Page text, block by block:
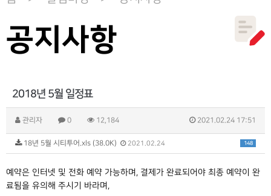
공지사항
2018년 5월 일정표
관리자 0 12,184 2021.02.24 17:51
148
18년 5월 시티투어.xls (38.0K) 2021.02.24
예약은 인터넷 및 전화 예약 가능하며, 결제가 완료되어야 최종 예약이 완
료됨을 유의해 주시기 바라며,